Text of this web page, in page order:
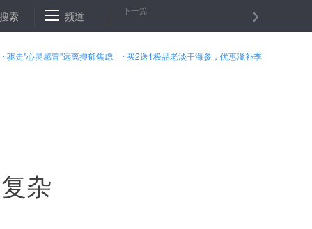
中小学校养老院禁用玻璃或石材幕墙 海南实施建设项目用地网上
搜索 频道 下一篇
驱走"心灵感冒"远离抑郁焦虑 买2送1极品老淡干海参，优惠滋补季
杂